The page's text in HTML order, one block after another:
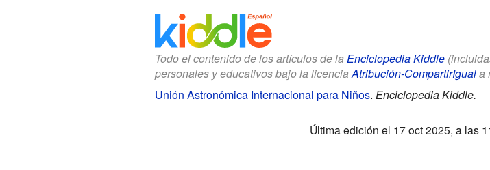
Todo el contenido de los artículos de la Enciclopedia Kiddle
personales y educativos bajo la licenciaAtribución-CompartirIguala
Unión Astronómica Internacional para Niños. Enciclopedia Kiddle.
Última edición el 17 oct 2025, a las